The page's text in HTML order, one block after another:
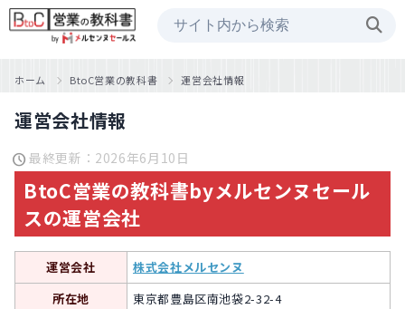
ホーム BtoC営業の教科書 運営会社情報
運営会社情報
最終更新：2026年6月10日
BtoC営業の教科書byメルセンヌセール
スの運営会社
運営会社
株式会社メルセンヌ
所在地
東京都豊島区南池袋2-32-4